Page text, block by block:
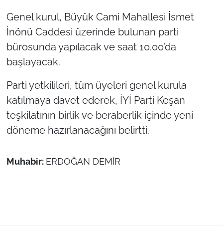
Genel kurul, Büyük Cami Mahallesi İsmet
İnönü Caddesi üzerinde bulunan parti
bürosunda yapılacak ve saat 10.00’da
başlayacak.
Parti yetkilileri, tüm üyeleri genel kurula
katılmaya davet ederek, İYİ Parti Keşan
teşkilatının birlik ve beraberlik içinde yeni
döneme hazırlanacağını belirtti.
Muhabir: ERDOĞAN DEMİR
KIRKLARELİ
ÇANAKKALE
Bölge
Güvenlik